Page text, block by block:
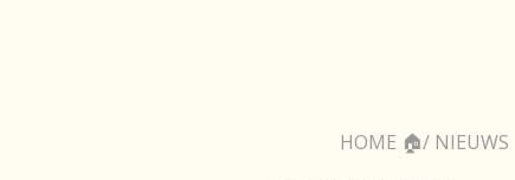
HOME 🏠/ NIEUWS